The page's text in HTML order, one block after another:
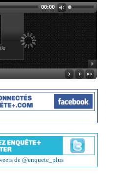
00:00
de @enquete_plus